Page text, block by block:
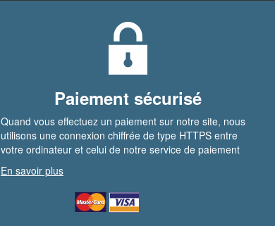
Paiement sécurisé
Quand vous effectuez un paiement sur notre site, nous
utilisons une connexion chiffrée de type HTTPS entre
votre ordinateur et celui de notre service de paiement
En savoir plus